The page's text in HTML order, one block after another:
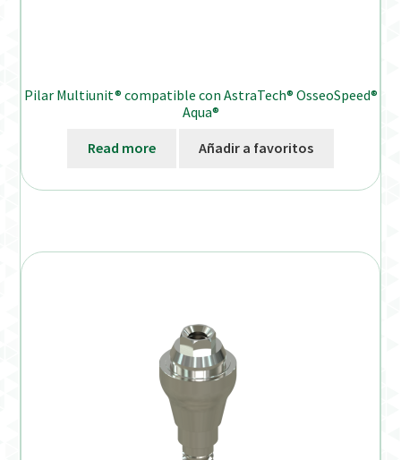
Pilar Multiunit® compatible con AstraTech® OsseoSpeed®
Aqua®
Read more Añadir a favoritos